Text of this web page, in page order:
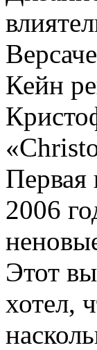
Кейн
2006
Этот
хотел,